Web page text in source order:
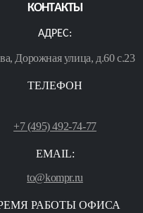
КОНТАКТЫ
АДРЕС:
Дорожная улица, д.60 с.23
ТЕЛЕФОН
+7 (495) 492-74-77
EMAIL:
to@kompr.ru
РАБОТЫ ОФИСА